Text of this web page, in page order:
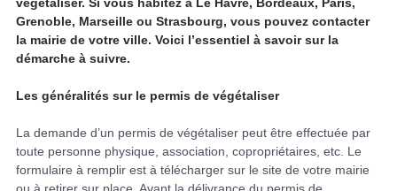
Grenoble, Marseille ou Strasbourg, vous pouvez contacter
la mairie de votre ville. Voici l’essentiel à savoir sur la
démarche à suivre.
Les généralités sur le permis de végétaliser
La demande d’un permis de végétaliser peut être effectuée par
toute personne physique, association, copropriétaires, etc. Le
formulaire à remplir est à télécharger sur le site de votre mairie